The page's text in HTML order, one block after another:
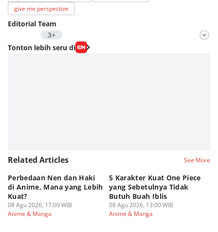
give me perspective
Editorial Team
3+
Editor
Nadia Agatha Pramesthi
Tonton lebih seru di
Related Articles See More
Perbedaan Nen dan Haki
di Anime, Mana yang Lebih
Kuat?
08 Agu 2026, 17:00 WIB
Anime & Manga
5 Karakter Kuat One Piece
yang Sebetulnya Tidak
Butuh Buah Iblis
08 Agu 2026, 13:00 WIB
Anime & Manga